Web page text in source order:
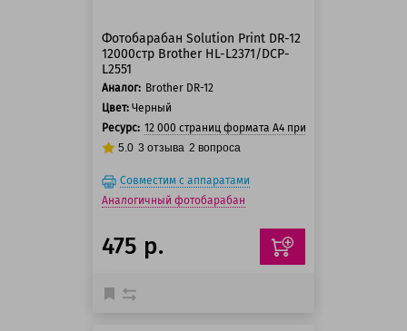
Фотобарабан Solution Print DR-12
12000стр Brother HL-L2371/DCP-
L2551
Аналог: Brother DR-12
Цвет: Черный
Ресурс: 12 000 страниц формата А4 при 5% заполнении
5.0 3 отзыва 2 вопроса
Совместим с аппаратами
Аналогичный фотобарабан
475 р.